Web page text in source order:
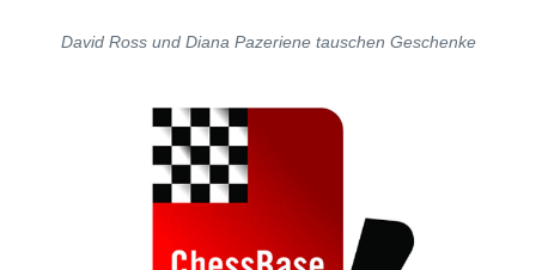
David Ross und Diana Pazeriene tauschen Geschenke